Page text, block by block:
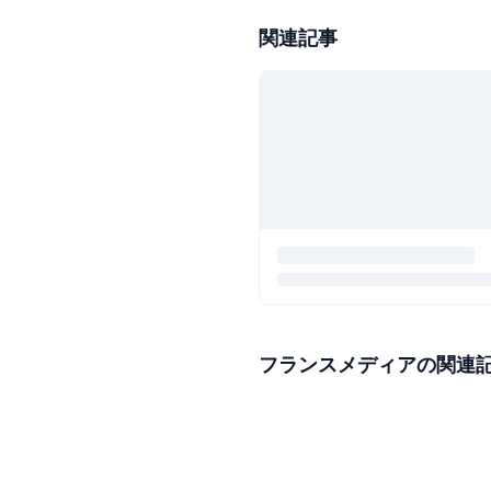
関連記事
フランスメディアの関連